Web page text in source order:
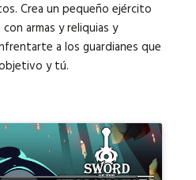
Crea un pequeño ejército
armas y reliquias y
a los guardianes que
y tú.